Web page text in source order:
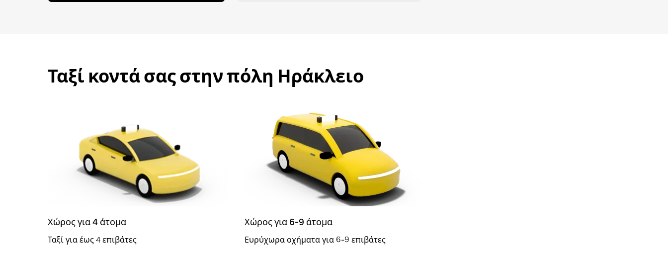
Ταξί κοντά σας στην πόλη Ηράκλειο
Χώρος για 4 άτομα
Ταξί για έως 4 επιβάτες
Χώρος για 6-9 άτομα
Ευρύχωρα οχήματα για 6-9 επιβάτες